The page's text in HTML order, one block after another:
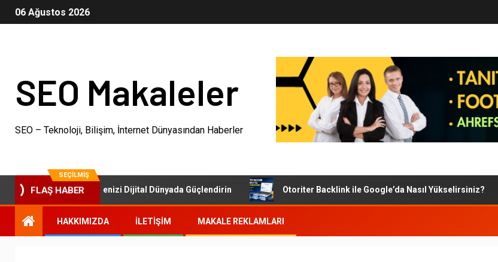
06 Ağustos 2026
SEO Makaleler
SEO – Teknoloji, Bilişim, İnternet Dünyasından Haberler
SEÇILMIŞ
FLAŞ HABER
SEO Paketleri: İşletmenizi Dijital Dünyada Güçlendirin Otoriter Backlink ile Google’da Nasıl Yükselirsiniz?
HAKKIMIZDA İLETIŞIM MAKALE REKLAMLARI